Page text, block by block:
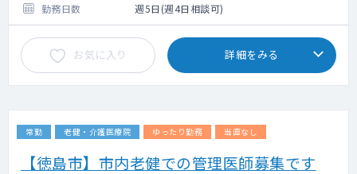
勤務日数
週5日(週4日相談可)
お気に入り 詳細をみる
常勤 老健・介護医療院 ゆったり勤務 当直なし
【徳島市】市内老健での管理医師募集です